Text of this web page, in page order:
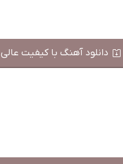
دانلود آهنگ با کیفیت عالی 320